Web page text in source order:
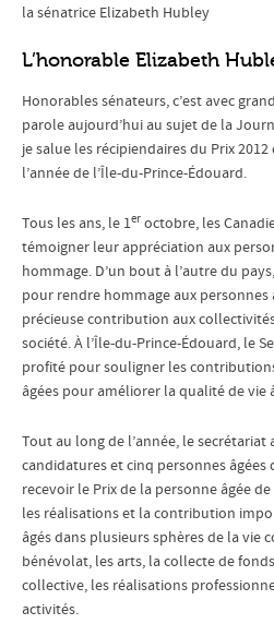
la sénatrice Elizabeth Hubley
L’honorable Elizabeth
Honorables sénateurs, c’est avec
parole aujourd’hui au sujet de la
je salue les récipiendaires du Prix
l’année de l’Île-du-Prince-Édouard.
Tous les ans, le 1er octobre, les
témoigner leur appréciation aux
hommage. D’un bout à l’autre du
pour rendre hommage aux
précieuse contribution aux
société. À l’Île-du-Prince-Édouard, le
profité pour souligner les
âgées pour améliorer la qualité de vie
Tout au long de l’année, le
candidatures et cinq personnes âgées
recevoir le Prix de la personne âgée
les réalisations et la contribution
âgés dans plusieurs sphères de la vie
bénévolat, les arts, la collecte de
collective, les réalisations
activités.